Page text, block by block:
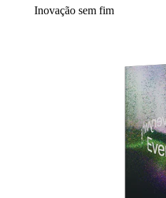
Inovação sem fim